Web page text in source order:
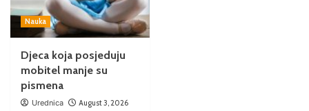
Nauka
Djeca koja posjeduju
mobitel manje su
pismena
Urednica August 3, 2026